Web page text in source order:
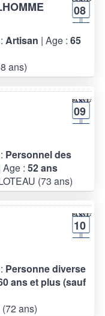
08
Artisan | Age : 65
ans)
09
Personnel des
Age : 52 ans
(73 ans)
10
Personne diverse
ans et plus (sauf
ans)